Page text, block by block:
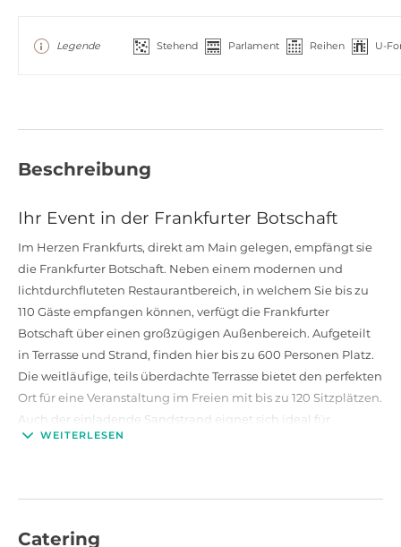
Legende Stehend Parlament Reihen U-
Beschreibung
Ihr Event in der Frankfurter Botschaft
Im Herzen Frankfurts, direkt am Main gelegen, empfängt sie
die Frankfurter Botschaft. Neben einem modernen und
lichtdurchfluteten Restaurantbereich, in welchem Sie bis zu
110 Gäste empfangen können, verfügt die Frankfurter
Botschaft über einen großzügigen Außenbereich. Aufgeteilt
in Terrasse und Strand, finden hier bis zu 600 Personen Platz.
Die weitläufige, teils überdachte Terrasse bietet den perfekten
Ort für eine Veranstaltung im Freien mit bis zu 120 Sitzplätzen.
Auch der einladende Sandstrand eignet sich ideal für
Sommerfeste, Empfänge und Hochzeiten. In dem
WEITERLESEN
Catering